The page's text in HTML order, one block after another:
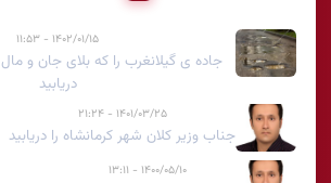
۱۴۰۲/۰۱/۱۵ - ۱۱:۵۳
جاده ی گیلانغرب را که بلای جان و
دریابید
۱۴۰۱/۰۳/۲۵ - ۲۱:۲۴
جناب وزیر کلان شهر کرمانشاه را دریابید
۱۴۰۰/۰۵/۱۰ - ۱۳:۱۱